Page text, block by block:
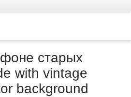
старых
with vintage
background